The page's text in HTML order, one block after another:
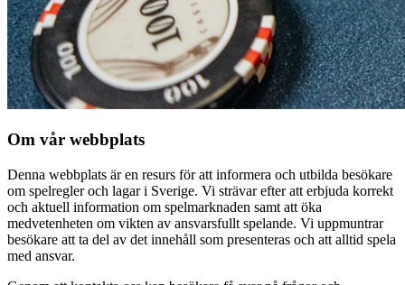
Om vår webbplats
Denna webbplats är en resurs för att informera och utbilda besökare
om spelregler och lagar i Sverige. Vi strävar efter att erbjuda korrekt
och aktuell information om spelmarknaden samt att öka
medvetenheten om vikten av ansvarsfullt spelande. Vi uppmuntrar
besökare att ta del av det innehåll som presenteras och att alltid spela
med ansvar.